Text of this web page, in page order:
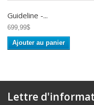
Guideline -...
699,99$
Ajouter au panier
Lettre